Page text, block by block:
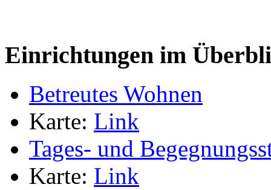
Einrichtungen im
Betreutes Wohnen
Karte: Link
Tages- und
Karte: Link